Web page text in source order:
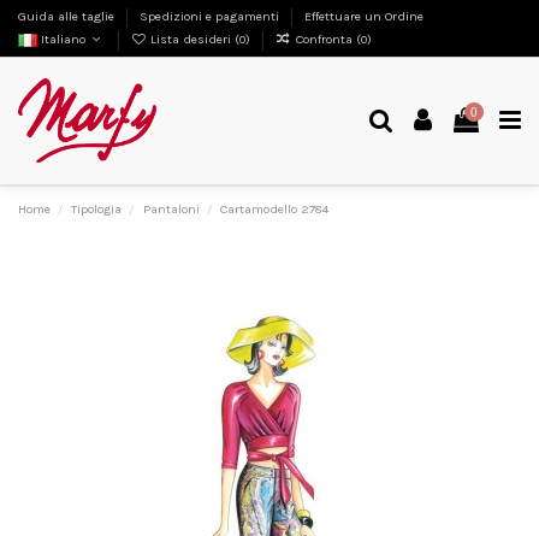
Guida alle taglie Spedizioni e pagamenti
Effettuare un Ordine
Italiano
Lista desideri (0) Confronta (0)
0
Home Tipologia Pantaloni Cartamodello 2784